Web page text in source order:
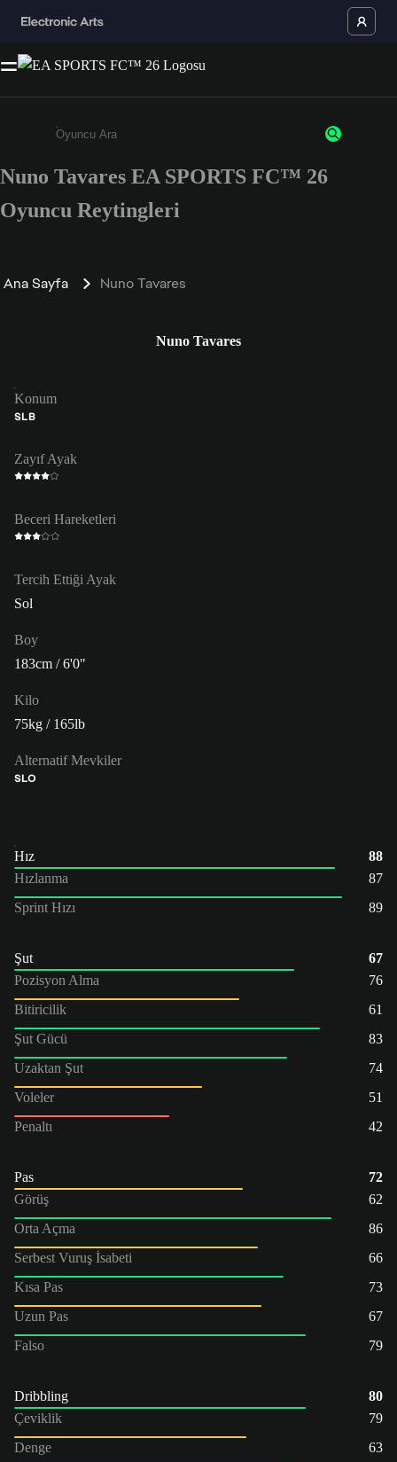
Enter a minimum of 3 characters or numbers
Nuno Tavares EA SPORTS FC™ 26
Oyuncu Reytingleri
Ana Sayfa Nuno Tavares
Nuno Tavares
Konum
SLB
Zayıf Ayak
Beceri Hareketleri
Tercih Ettiği Ayak
Sol
Boy
183cm / 6'0"
Kilo
75kg / 165lb
Alternatif Mevkiler
SLO
Hız
88
Hızlanma
87
Sprint Hızı
89
Şut
67
Pozisyon Alma
76
Bitiricilik
61
Şut Gücü
83
Uzaktan Şut
74
Voleler
51
Penaltı
42
Pas
72
Görüş
62
Orta Açma
86
Serbest Vuruş İsabeti
66
Kısa Pas
73
Uzun Pas
67
Falso
79
Dribbling
80
Çeviklik
79
Denge
63